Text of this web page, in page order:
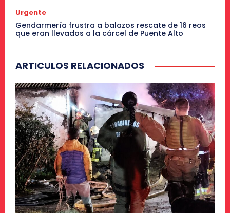
Urgente
Gendarmería frustra a balazos rescate de 16 reos
que eran llevados a la cárcel de Puente Alto
ARTICULOS RELACIONADOS